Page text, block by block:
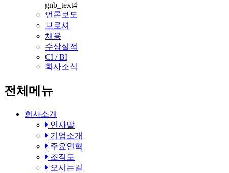
gnb_text4
언론보도
브로셔
채용
수상실적
CI / BI
회사소식
전체메뉴
회사소개
인사말
기업소개
주요연혁
조직도
오시는길